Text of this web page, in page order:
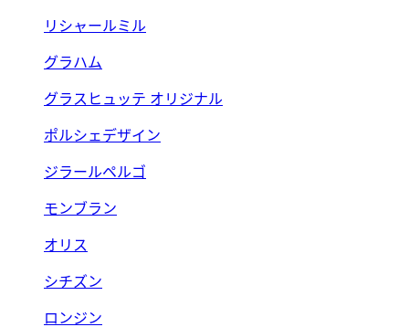
リシャールミル
グラハム
グラスヒュッテ オリジナル
ポルシェデザイン
ジラールペルゴ
モンブラン
オリス
シチズン
ロンジン